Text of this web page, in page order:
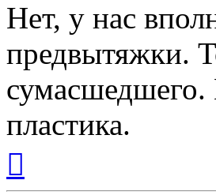
Нет, у нас
предвытяжки.
сумасшедшего.
пластика.
началу